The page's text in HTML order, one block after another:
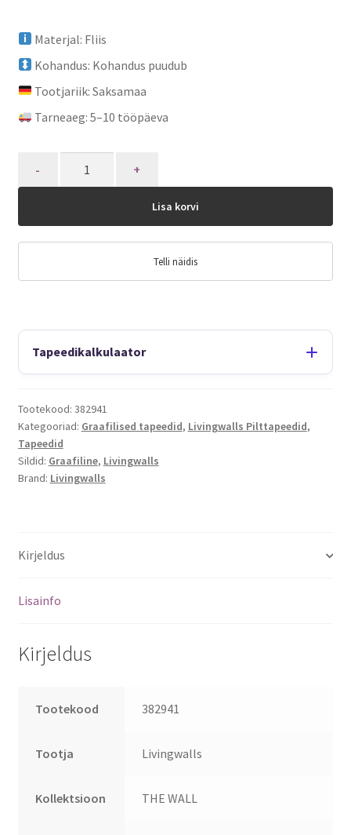
Materjal: Fliis
Kohandus: Kohandus puudub
Tootjariik: Saksamaa
Tarneaeg: 5–10 tööpäeva
Lisa korvi
Telli näidis
Tapeedikalkulaator
Tootekood: 382941
Kategooriad: Graafilised tapeedid, Livingwalls Pilttapeedid,
Tapeedid
Sildid: Graafiline, Livingwalls
Brand: Livingwalls
Kirjeldus
Lisainfo
Kirjeldus
Tootekood 382941
Tootja Livingwalls
Kollektsioon THE WALL